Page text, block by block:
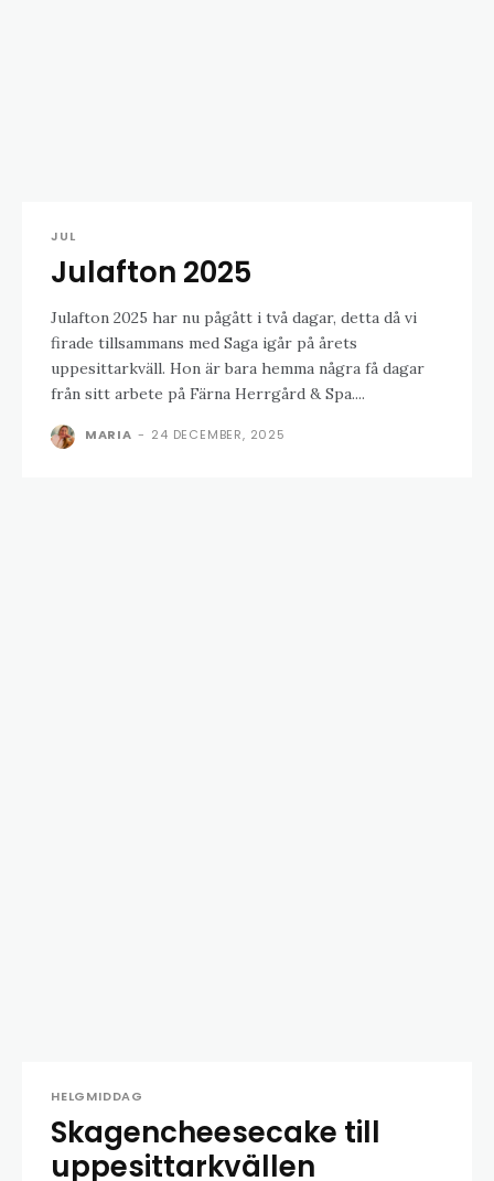
JUL
Julafton 2025
Julafton 2025 har nu pågått i två dagar, detta då vi
firade tillsammans med Saga igår på årets
uppesittarkväll. Hon är bara hemma några få dagar
från sitt arbete på Färna Herrgård & Spa....
MARIA - 24 DECEMBER, 2025
HELGMIDDAG
Skagencheesecake till
uppesittarkvällen